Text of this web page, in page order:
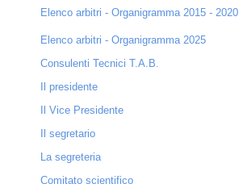
Elenco arbitri - Organigramma 2015 - 2020
Elenco arbitri - Organigramma 2025
Consulenti Tecnici T.A.B.
Il presidente
Il Vice Presidente
Il segretario
La segreteria
Comitato scientifico